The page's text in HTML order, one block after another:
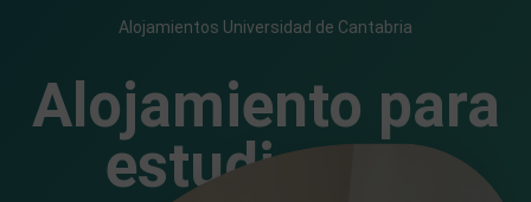
Alojamientos Universidad de Cantabria
Alojamiento para
estudiantes